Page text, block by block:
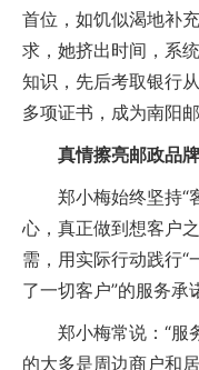
首位，如饥似渴地补
求，她挤出时间，系
知识，先后考取银行
多项证书，成为南阳
真情擦亮邮政品牌
郑小梅始终坚持“
心，真正做到想客户
需，用实际行动践行“
了一切客户”的服务承
郑小梅常说：“服
的大多是周边商户和